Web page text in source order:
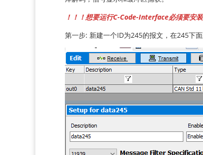
！！！想要运行C-Code-Interface必须要安
第一步: 新建一个ID为245的报文，在245下